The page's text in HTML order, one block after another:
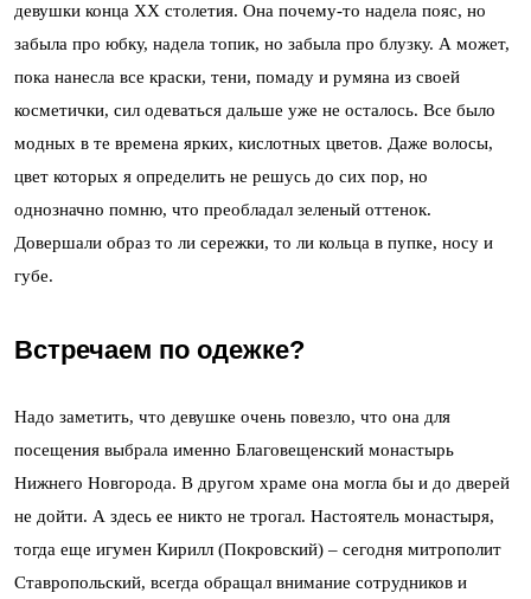
девушки конца ХХ столетия. Она почему-то надела пояс, но
забыла про юбку, надела топик, но забыла про блузку. А может,
пока нанесла все краски, тени, помаду и румяна из своей
косметички, сил одеваться дальше уже не осталось. Все было
модных в те времена ярких, кислотных цветов. Даже волосы,
цвет которых я определить не решусь до сих пор, но
однозначно помню, что преобладал зеленый оттенок.
Довершали образ то ли сережки, то ли кольца в пупке, носу и
губе.
Встречаем по одежке?
Надо заметить, что девушке очень повезло, что она для
посещения выбрала именно Благовещенский монастырь
Нижнего Новгорода. В другом храме она могла бы и до дверей
не дойти. А здесь ее никто не трогал. Настоятель монастыря,
тогда еще игумен Кирилл (Покровский) – сегодня митрополит
Ставропольский, всегда обращал внимание сотрудников и